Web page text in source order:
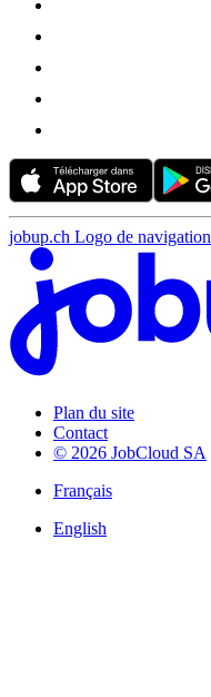
jobup.ch Logo de navigation
Plan du site
Contact
© 2026 JobCloud SA
Français
English